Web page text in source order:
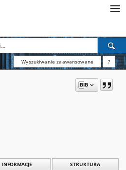
Wyszukiwanie zaawansowane ?
INFORMACJE STRUKTURA